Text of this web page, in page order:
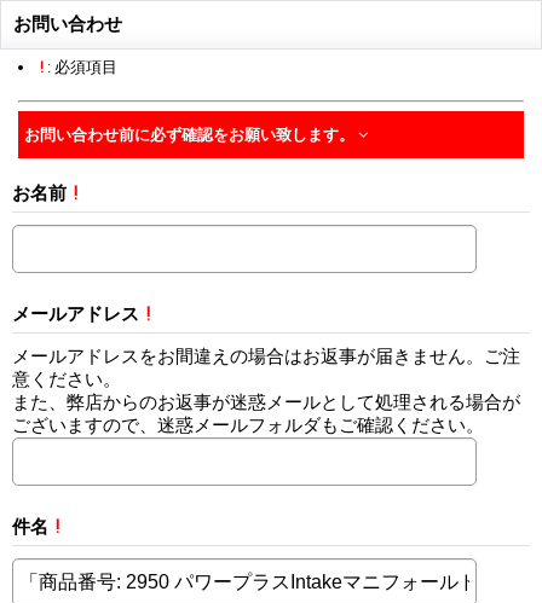
お問い合わせ
! : 必須項目
お問い合わせ前に必ず確認をお願い致します。
お名前 !
メールアドレス !
メールアドレスをお間違えの場合はお返事が届きません。ご注
意ください。
また、弊店からのお返事が迷惑メールとして処理される場合が
ございますので、迷惑メールフォルダもご確認ください。
件名 !